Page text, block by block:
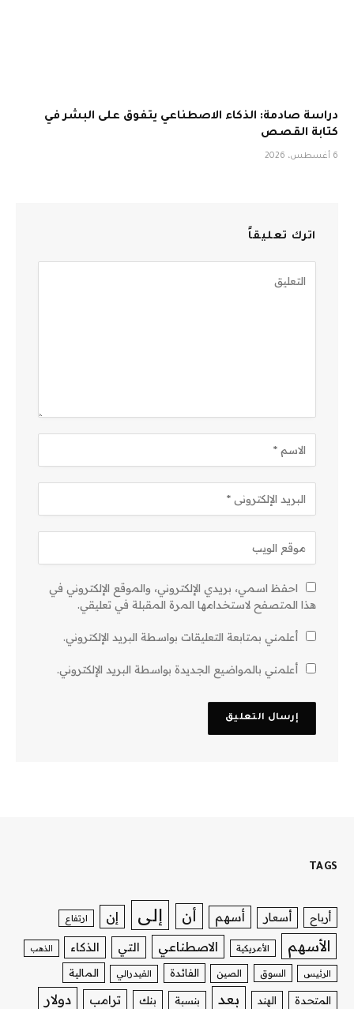
دراسة صادمة: الذكاء الاصطناعي يتفوق على البشر في
كتابة القصص
6 أغسطس، 2026
اترك تعليقاً
احفظ اسمي، بريدي الإلكتروني، والموقع الإلكتروني في
هذا المتصفح لاستخدامها المرة المقبلة في تعليقي.
أعلمني بمتابعة التعليقات بواسطة البريد الإلكتروني.
أعلمني بالمواضيع الجديدة بواسطة البريد الإلكتروني.
TAGS
أرباح أسعار أسهم أن إلى إن ارتفاع
الأسهم الأمريكية الاصطناعي التي الذكاء الذهب
الرئيس السوق الصين الفائدة الفيدرالي المالية
المتحدة الهند بعد بنسبة بنك ترامب دولار